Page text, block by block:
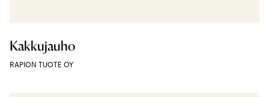
Kakkujauho
RAPION TUOTE OY